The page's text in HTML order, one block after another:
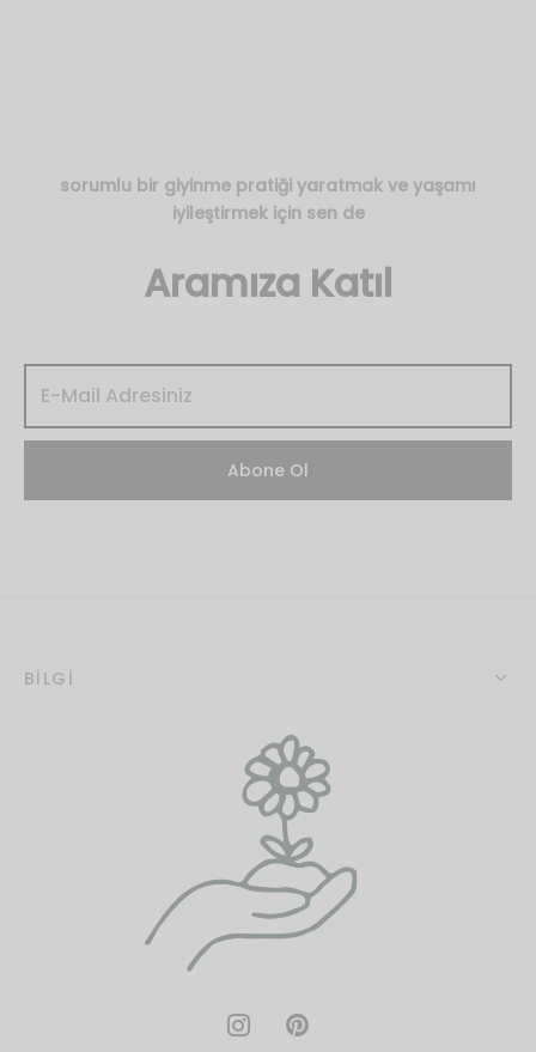
sorumlu bir giyinme pratiği yaratmak ve yaşamı
iyileştirmek için sen de
Aramıza Katıl
BİLGİ